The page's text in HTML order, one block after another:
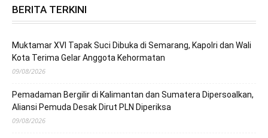
BERITA TERKINI
Muktamar XVI Tapak Suci Dibuka di Semarang, Kapolri dan Wali
Kota Terima Gelar Anggota Kehormatan
09/08/2026
Pemadaman Bergilir di Kalimantan dan Sumatera Dipersoalkan,
Aliansi Pemuda Desak Dirut PLN Diperiksa
09/08/2026